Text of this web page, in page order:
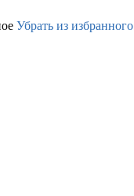
Убрать из избранного